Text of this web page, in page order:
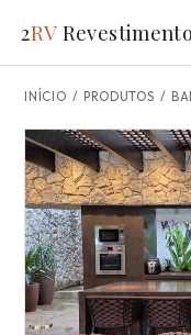
2RV
INÍCIO / PRODUTOS /